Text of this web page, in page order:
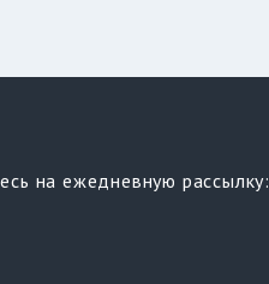
на ежедневную рассылку: